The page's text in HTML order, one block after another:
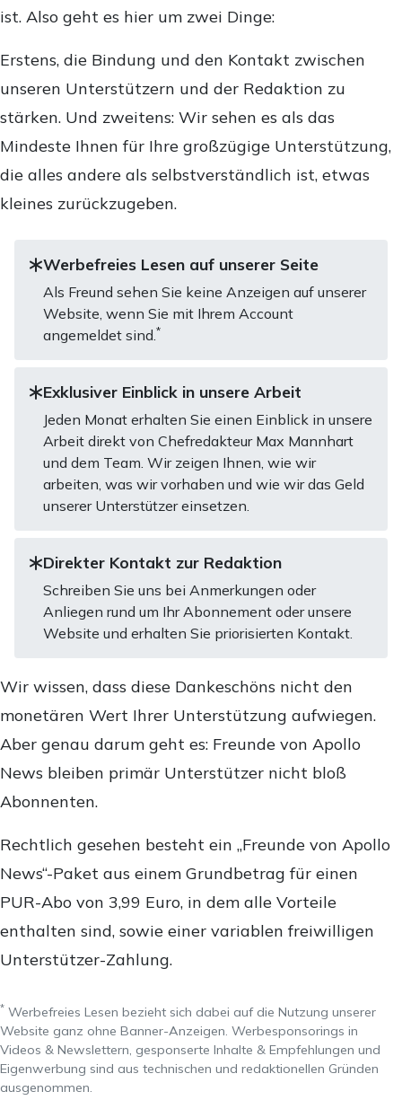
ist. Also geht es hier um zwei Dinge:
Erstens, die Bindung und den Kontakt zwischen
unseren Unterstützern und der Redaktion zu
stärken. Und zweitens: Wir sehen es als das
Mindeste Ihnen für Ihre großzügige Unterstützung,
die alles andere als selbstverständlich ist, etwas
kleines zurückzugeben.
Werbefreies Lesen auf unserer Seite
Als Freund sehen Sie keine Anzeigen auf unserer
Website, wenn Sie mit Ihrem Account
angemeldet sind.*
Exklusiver Einblick in unsere Arbeit
Jeden Monat erhalten Sie einen Einblick in unsere
Arbeit direkt von Chefredakteur Max Mannhart
und dem Team. Wir zeigen Ihnen, wie wir
arbeiten, was wir vorhaben und wie wir das Geld
unserer Unterstützer einsetzen.
Direkter Kontakt zur Redaktion
Schreiben Sie uns bei Anmerkungen oder
Anliegen rund um Ihr Abonnement oder unsere
Website und erhalten Sie priorisierten Kontakt.
Wir wissen, dass diese Dankeschöns nicht den
monetären Wert Ihrer Unterstützung aufwiegen.
Aber genau darum geht es: Freunde von Apollo
News bleiben primär Unterstützer nicht bloß
Abonnenten.
Rechtlich gesehen besteht ein „Freunde von Apollo
News“-Paket aus einem Grundbetrag für einen
PUR-Abo von 3,99 Euro, in dem alle Vorteile
enthalten sind, sowie einer variablen freiwilligen
Unterstützer-Zahlung.
* Werbefreies Lesen bezieht sich dabei auf die Nutzung unserer
Website ganz ohne Banner-Anzeigen. Werbesponsorings in
Videos & Newslettern, gesponserte Inhalte & Empfehlungen und
Eigenwerbung sind aus technischen und redaktionellen Gründen
ausgenommen.